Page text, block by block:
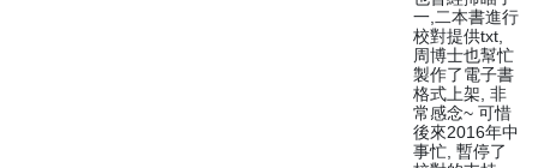
一,二本書進行
校對提供txt,
周博士也幫忙
製作了電子書
格式上架, 非
常感念~ 可惜
後來2016年中
事忙, 暫停了